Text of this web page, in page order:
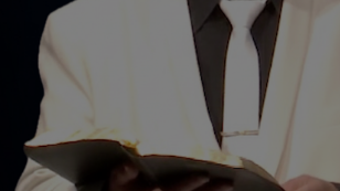
Апостол Аркадий Хемчан